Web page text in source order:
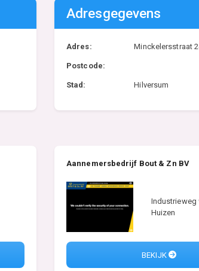
Adresgegevens
Adres: Minckelersstraat
Postcode:
Stad: Hilversum
Aannemersbedrijf Bout & Zn BV
Industrieweg
Huizen
BEKIJK